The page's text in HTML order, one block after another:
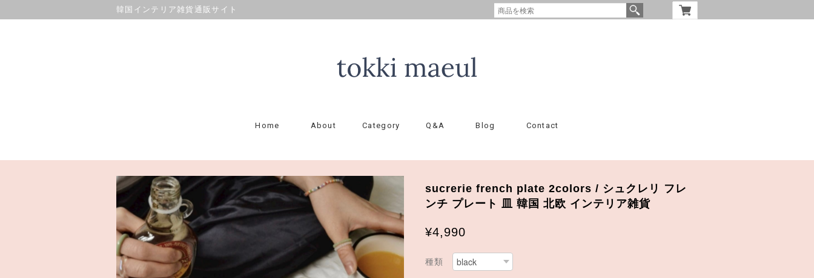
韓国インテリア雑貨通販サイト
Home About Category Q&A Blog Contact
sucrerie french plate 2colors / シュクレリ フレ
ンチ プレート 皿 韓国 北欧 インテリア雑貨
¥4,990
種類